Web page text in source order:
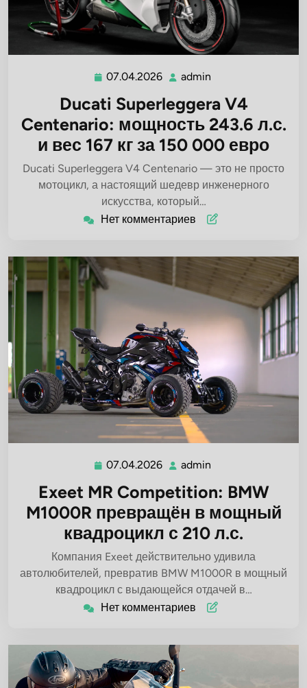
07.04.2026 07.04.2026
admin
Ducati Superleggera V4
Centenario: мощность 243.6 л.с.
и вес 167 кг за 150 000 евро
Ducati Superleggera V4 Centenario — это не просто
мотоцикл, а настоящий шедевр инженерного
искусства, который…
Нет комментариев
07.04.2026 07.04.2026
admin
Exeet MR Competition: BMW
M1000R превращён в мощный
квадроцикл с 210 л.с.
Компания Exeet действительно удивила
автолюбителей, превратив BMW M1000R в мощный
квадроцикл с выдающейся отдачей в…
Нет комментариев